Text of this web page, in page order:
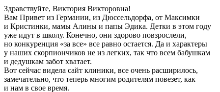
Здравствуйте, Виктория Викторовна!
Вам Привет из Германии, из Дюссельдорфа, от Максимки
и Кристинки, мамы Алины и папы Эдика. Детки в этом году
уже идут в школу. Конечно, они здорово повзрослели,
но конкуренция «за все» все равно остается. Да и характеры
у наших скорпиончиков не из легких, так что всем бабушкам
и дедушкам забот хватает.
Вот сейчас видела сайт клиники, все очень расширилось,
замечательно, что теперь многим родителям повезет, как
и нам в свое время.